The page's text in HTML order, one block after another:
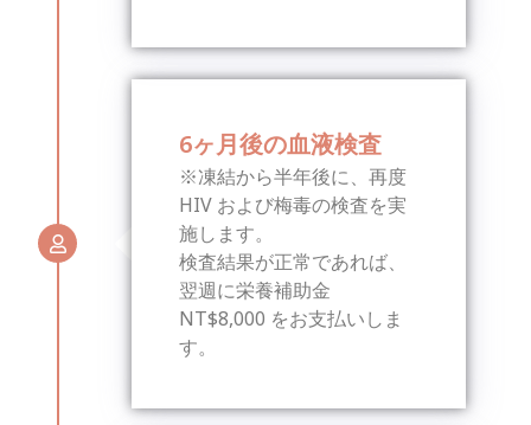
6ヶ月後の血液検査
※凍結から半年後に、再度
HIV および梅毒の検査を実
施します。
検査結果が正常であれば、
翌週に栄養補助金
NT$8,000 をお支払いしま
す。